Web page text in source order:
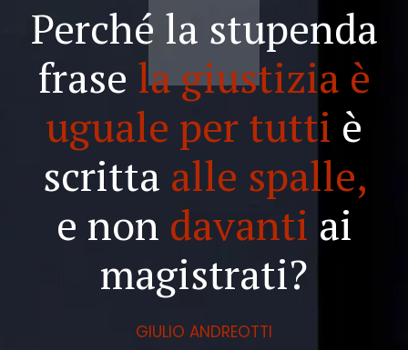
Perché la stupenda
frase la giustizia è
uguale per tutti è
scritta alle spalle,
e non davanti ai
magistrati?
GIULIO ANDREOTTI